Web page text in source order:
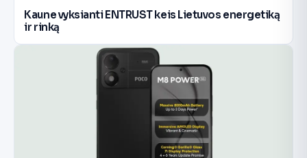
Kaune vyksianti ENTRUST keis Lietuvos energetiką
ir rinką